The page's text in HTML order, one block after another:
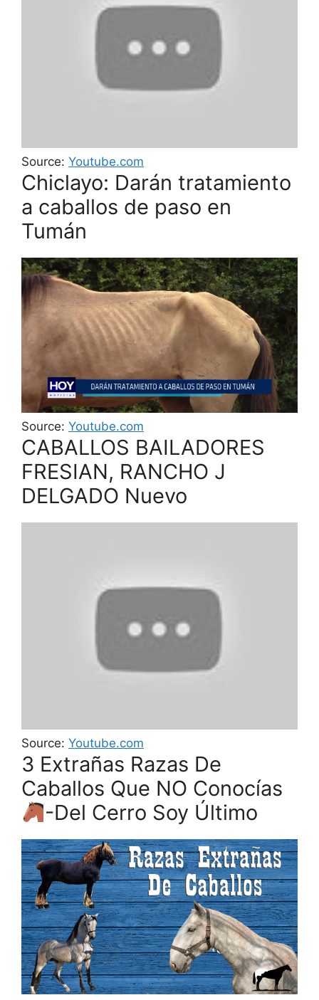
Source: Youtube.com
Chiclayo: Darán tratamiento
a caballos de paso en
Tumán
Source: Youtube.com
CABALLOS BAILADORES
FRESIAN, RANCHO J
DELGADO Nuevo
Source: Youtube.com
3 Extrañas Razas De
Caballos Que NO Conocías
-Del Cerro Soy Último